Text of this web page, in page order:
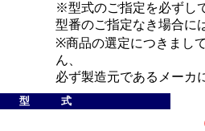
※型式のご指定を必ずし
型番のご指定なき場合に
※商品の選定につきまし
ん、
必ず製造元であるメーカ
型 式